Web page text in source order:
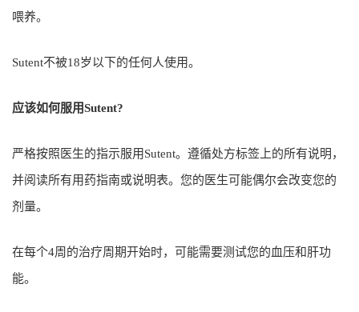
喂养。
Sutent不被18岁以下的任何人使用。
应该如何服用Sutent?
严格按照医生的指示服用Sutent。遵循处方标签上的所有说明，
并阅读所有用药指南或说明表。您的医生可能偶尔会改变您的
剂量。
在每个4周的治疗周期开始时，可​​能需要测试您的血压和肝功
能。